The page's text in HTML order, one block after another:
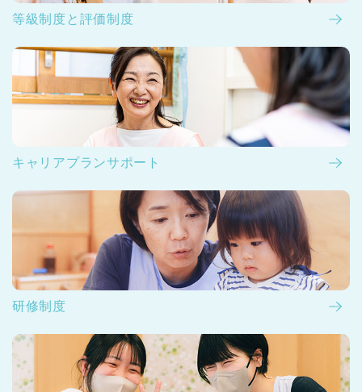
等級制度と評価制度
キャリアプランサポート
研修制度